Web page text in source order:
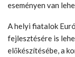
eseményen van
A helyi fiatalok
fejlesztésére is
előkészítésébe, a